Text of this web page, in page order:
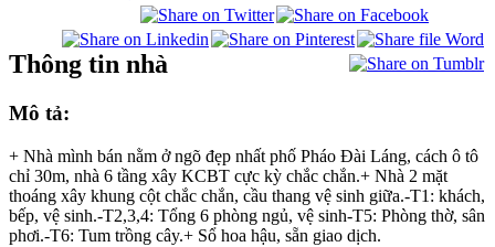
Thông tin nhà
Mô tả:
+ Nhà mình bán nằm ở ngõ đẹp nhất phố Pháo Đài Láng, cách ô tô
chỉ 30m, nhà 6 tầng xây KCBT cực kỳ chắc chắn.+ Nhà 2 mặt
thoáng xây khung cột chắc chắn, cầu thang vệ sinh giữa.-T1: khách,
bếp, vệ sinh.-T2,3,4: Tổng 6 phòng ngủ, vệ sinh-T5: Phòng thờ, sân
phơi.-T6: Tum trồng cây.+ Sổ hoa hậu, sẵn giao dịch.